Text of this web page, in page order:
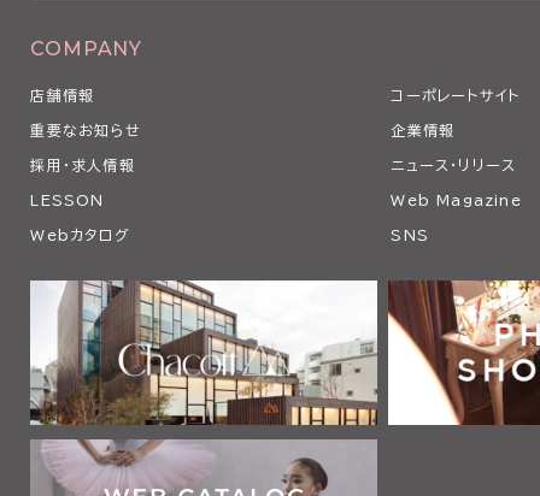
COMPANY
店舗情報 コーポレートサイト
重要なお知らせ 企業情報
採用・求人情報 ニュース・リリース
LESSON Web Magazine
Webカタログ SNS